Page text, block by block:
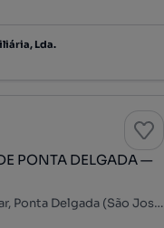
Lda.
PONTA DELGADA —
Rua Cidade de Florianópolis - Bairro Arcanjo Lar, Ponta Delgada (São José), Ponta Delgada, Ilha de São Miguel